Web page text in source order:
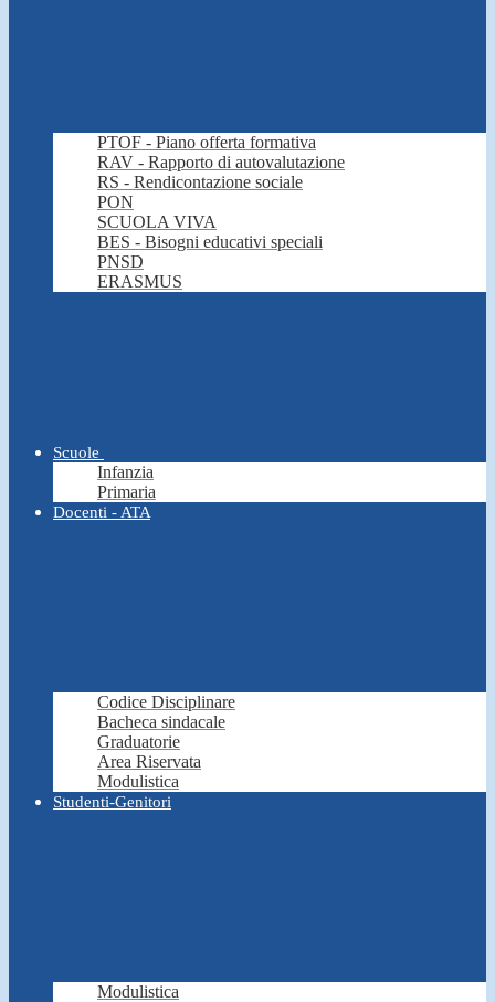
PTOF - Piano offerta formativa
RAV - Rapporto di autovalutazione
RS - Rendicontazione sociale
PON
SCUOLA VIVA
BES - Bisogni educativi speciali
PNSD
ERASMUS
Scuole
Infanzia
Primaria
Docenti - ATA
Codice Disciplinare
Bacheca sindacale
Graduatorie
Area Riservata
Modulistica
Studenti-Genitori
Modulistica